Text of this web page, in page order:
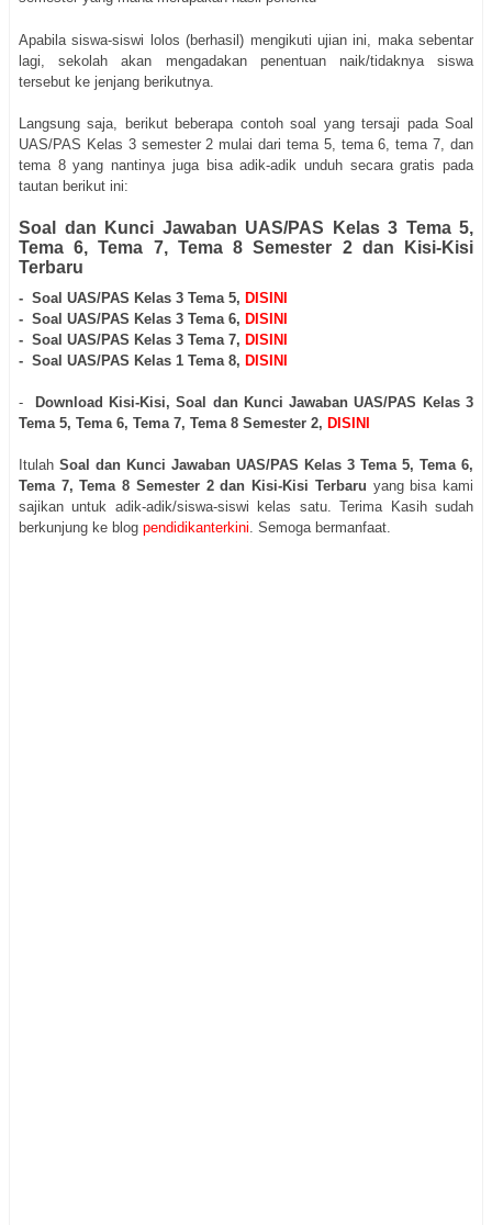
Apabila siswa-siswi lolos (berhasil) mengikuti ujian ini, maka sebentar
lagi, sekolah akan mengadakan penentuan naik/tidaknya siswa
tersebut ke jenjang berikutnya.
Langsung saja, berikut beberapa contoh soal yang tersaji pada Soal
UAS/PAS Kelas 3 semester 2 mulai dari tema 5, tema 6, tema 7, dan
tema 8 yang nantinya juga bisa adik-adik unduh secara gratis pada
tautan berikut ini:
Soal dan Kunci Jawaban UAS/PAS Kelas 3 Tema 5,
Tema 6, Tema 7, Tema 8 Semester 2 dan Kisi-Kisi
Terbaru
- Soal UAS/PAS Kelas 3 Tema 5, DISINI
- Soal UAS/PAS Kelas 3 Tema 6, DISINI
- Soal UAS/PAS Kelas 3 Tema 7, DISINI
- Soal UAS/PAS Kelas 1 Tema 8, DISINI
-
Download Kisi-Kisi, Soal dan Kunci Jawaban UAS/PAS Kelas 3
Tema 5, Tema 6, Tema 7, Tema 8 Semester 2, DISINI
Itulah Soal dan Kunci Jawaban UAS/PAS Kelas 3 Tema 5, Tema 6,
Tema 7, Tema 8 Semester 2 dan Kisi-Kisi Terbaru yang bisa kami
sajikan untuk adik-adik/siswa-siswi kelas satu. Terima Kasih sudah
berkunjung ke blog pendidikanterkini. Semoga bermanfaat.